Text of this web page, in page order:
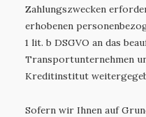
Zahlungszwecken
erhobenen
1 lit. b DSGVO an das
Transportunternehmen
Kreditinstitut
Sofern wir Ihnen auf